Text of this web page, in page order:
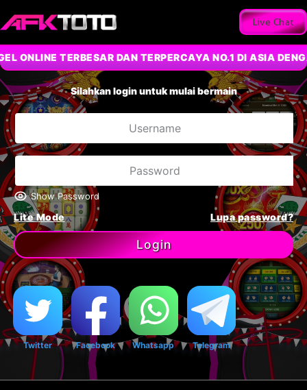
Live Chat
ONLINE TERBESAR DAN TERPERCAYA NO.1 DI ASIA
Silahkan login untuk mulai bermain
Show Password
Lite Mode Lupa password?
Login
Twitter Facebook Whatsapp Telegram